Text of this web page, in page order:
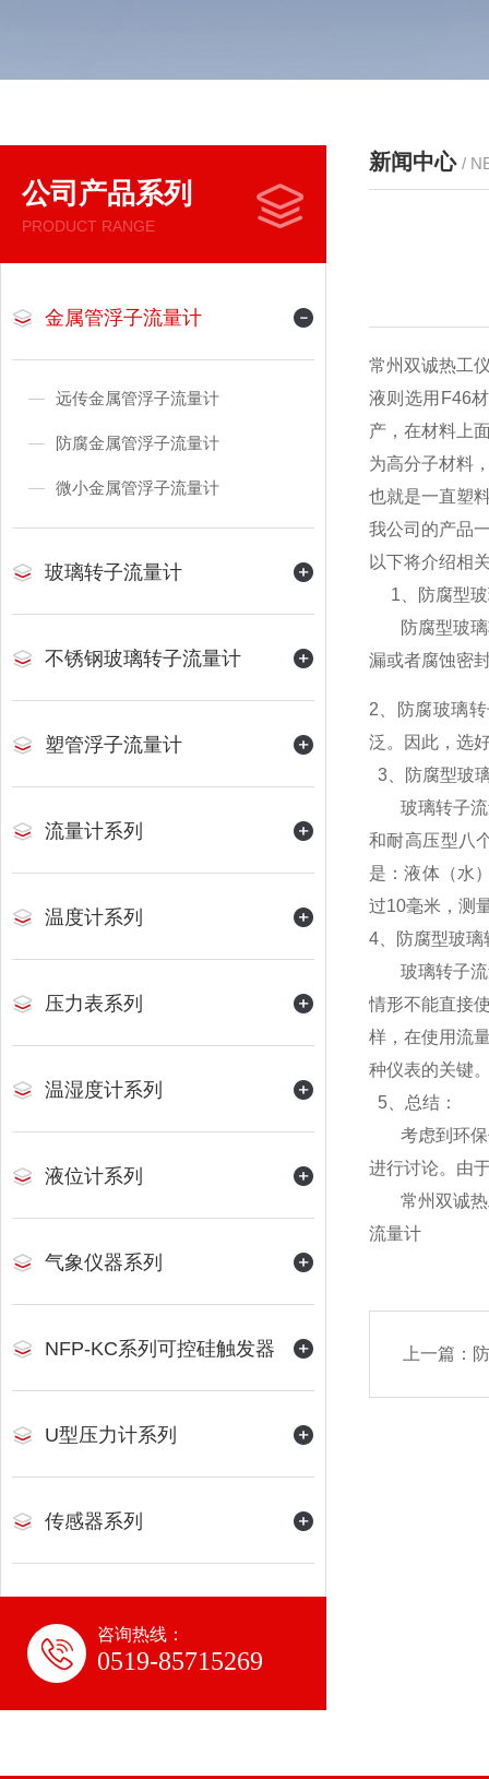
公司产品系列
PRODUCT RANGE
金属管浮子流量计
远传金属管浮子流量计
防腐金属管浮子流量计
微小金属管浮子流量计
玻璃转子流量计
不锈钢玻璃转子流量计
塑管浮子流量计
流量计系列
温度计系列
压力表系列
温湿度计系列
液位计系列
气象仪器系列
NFP-KC系列可控硅触发器
U型压力计系列
传感器系列
咨询热线：
0519-85715269
新闻中心 /
常州双诚热工
液则选用F46
产，在材料上
为高分子材料
也就是一直塑
我公司的产品
以下将介绍相
1、防腐型玻
防腐型玻璃
漏或者腐蚀密
2、防腐玻璃
泛。因此，选
3、防腐型玻
玻璃转子流
和耐高压型八
是：液体（水
过10毫米，测
4、防腐型玻璃
玻璃转子流
情形不能直接
样，在使用流
种仪表的关键
5、总结：
考虑到环保
进行讨论。由
常州双诚热
流量计
上一篇：